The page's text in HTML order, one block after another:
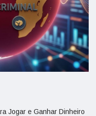
Jogar e Ganhar Dinheiro